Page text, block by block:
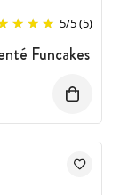
5/5(5)
Funcakes